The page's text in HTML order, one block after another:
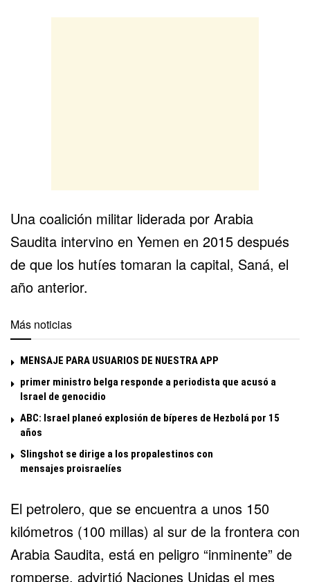
Una coalición militar liderada por Arabia
Saudita intervino en Yemen en 2015 después
de que los hutíes tomaran la capital, Saná, el
año anterior.
Más noticias
MENSAJE PARA USUARIOS DE NUESTRA APP
primer ministro belga responde a periodista que acusó a
Israel de genocidio
ABC: Israel planeó explosión de bíperes de Hezbolá por 15
años
Slingshot se dirige a los propalestinos con
mensajes proisraelíes
El petrolero, que se encuentra a unos 150
kilómetros (100 millas) al sur de la frontera con
Arabia Saudita, está en peligro “inminente” de
romperse, advirtió Naciones Unidas el mes